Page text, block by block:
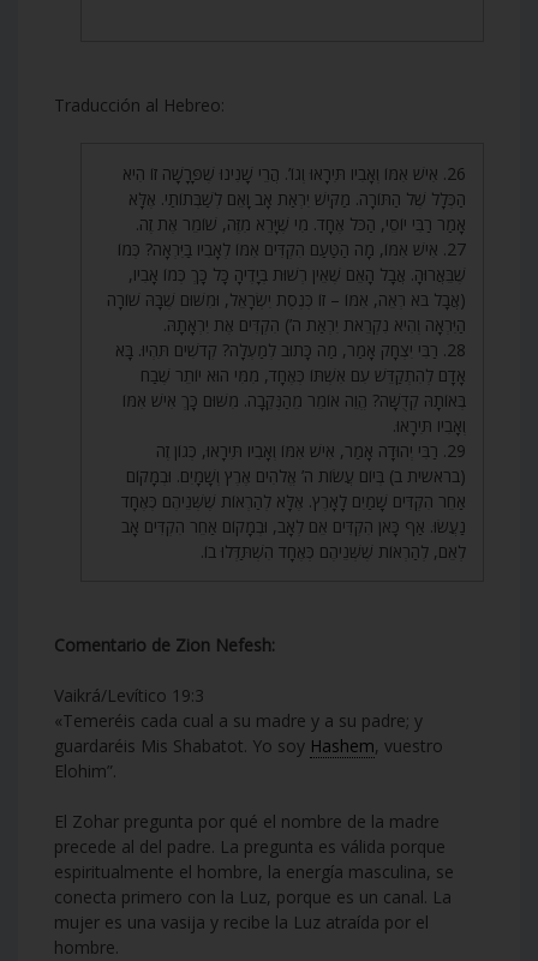
Traducción al Hebreo:
26. אִישׁ אִמּוֹ וְאָבִיו תִּירָאוּ וְגוֹ’. הֲרֵי שָׁנִינוּ שֶׁפָּרָשָׁה זוֹ הִיא
הַכְּלָל שֶׁל הַתּוֹרָה. מַקִּישׁ יִרְאַת אָב וָאֵם לְשַׁבְּתוֹתַי. אֶלָּא
אָמַר רַבִּי יוֹסֵי, הַכֹּל אֶחָד. מִי שֶׁיָּרֵא מִזֶּה, שׁוֹמֵר אֶת זֶה.
27. אִישׁ אִמּוֹ, מָה הַטַּעַם הִקְדִּים אִמּוֹ לְאָבִיו בַּיִּרְאָה? כְּמוֹ
שֶׁבֵּאֲרוּהָ. אֲבָל הָאֵם שֶׁאֵין רְשׁוּת בְּיָדֶיהָ כָּל כָּךְ כְּמוֹ אָבִיו,
(אֲבָל בֹּא רְאֵה, אִמּוֹ – זוֹ כְּנֶסֶת יִשְׂרָאֵל, וּמִשּׁוּם שֶׁבָּהּ שׁוֹרָה
הַיִּרְאָה וְהִיא נִקְרֵאת יִרְאַת ה’) הִקְדִּים אֶת יִרְאָתָהּ.
28. רַבִּי יִצְחָק אָמַר, מַה כָּתוּב לְמַעְלָה? קְדֹשִׁים תִּהְיוּ. בָּא
אָדָם לְהִתְקַדֵּשׁ עִם אִשְׁתּוֹ כְּאֶחָד, מִמִּי הוּא יוֹתֵר שֶׁבַח
בְּאוֹתָהּ קְדֻשָּׁה? הֱוֵה אוֹמֵר מֵהַנְּקֵבָה. מִשּׁוּם כָּךְ אִישׁ אִמּוֹ
וְאָבִיו תִּירָאוּ.
29. רַבִּי יְהוּדָה אָמַר, אִישׁ אִמּוֹ וְאָבִיו תִּירָאוּ, כְּגוֹן זֶה
(בראשית ב) בְּיוֹם עֲשׂוֹת ה’ אֱלֹהִים אֶרֶץ וְשָׁמָיִם. וּבְמָקוֹם
אַחֵר הִקְדִּים שָׁמַיִם לָאָרֶץ. אֶלָּא לְהַרְאוֹת שֶׁשְּׁנֵיהֶם כְּאֶחָד
נַעֲשׂוּ. אַף כָּאן הִקְדִּים אֵם לְאָב, וּבְמָקוֹם אַחֵר הִקְדִּים אָב
לְאֵם, לְהַרְאוֹת שֶׁשְּׁנֵיהֶם כְּאֶחָד הִשְׁתַּדְּלוּ בוֹ.
Comentario de Zion Nefesh:
Vaikrá/Levítico 19:3
«Temeréis cada cual a su madre y a su padre; y
guardaréis Mis Shabatot. Yo soy Hashem, vuestro
Elohim”.
El Zohar pregunta por qué el nombre de la madre
precede al del padre. La pregunta es válida porque
espiritualmente el hombre, la energía masculina, se
conecta primero con la Luz, porque es un canal. La
mujer es una vasija y recibe la Luz atraída por el
hombre.